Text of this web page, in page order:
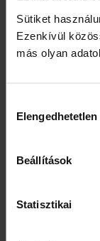
Sütiket
Ezenkívül
más olyan
kiválasztása
Elengedhetetlen
Beállítások
Statisztikai